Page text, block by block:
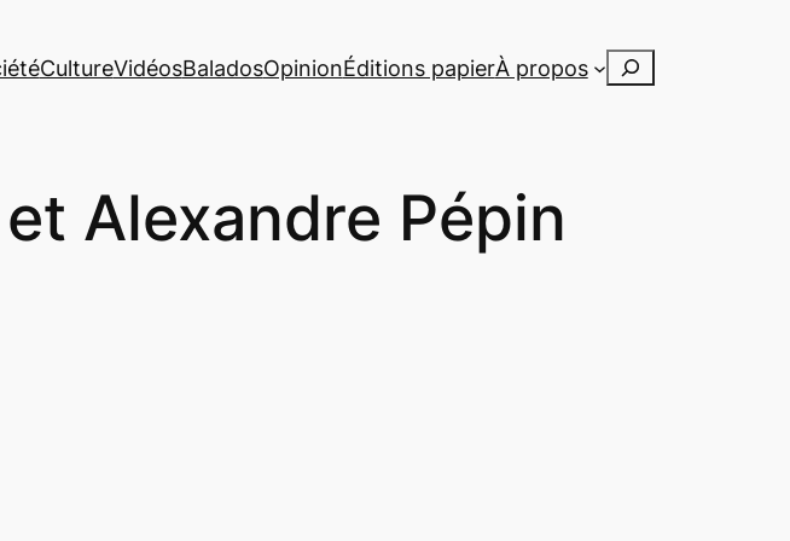
CultureVidéosBaladosOpinionÉditions papierÀ propos Rechercher
Alexandre Pépin